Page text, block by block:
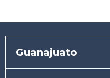
Guanajuato